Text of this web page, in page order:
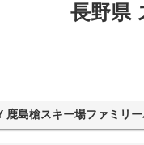
長野県
鹿島槍スキー場ファミリー